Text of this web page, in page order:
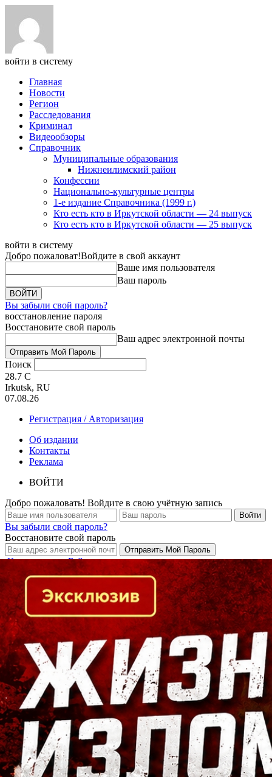
войти в систему
Главная
Новости
Регион
Расследования
Криминал
Видеообзоры
Справочник
Муниципальные образования
Нижнеилимский район
Конфессии
Национально-культурные центры
1-е издание Справочника (1999 г.)
Кто есть кто в Иркутской области — 24 выпуск
Кто есть кто в Иркутской области — 25 выпуск
войти в систему
Добро пожаловат!Войдите в свой аккаунт
Ваше имя пользователя
Ваш пароль
Вы забыли свой пароль?
восстановление пароля
Восстановите свой пароль
Ваш адрес электронной почты
Поиск
28.7 C
Irkutsk, RU
07.08.26
Регистрация / Авторизация
Об издании
Контакты
Реклама
ВОЙТИ
Добро пожаловать! Войдите в свою учётную запись
Вы забыли свой пароль?
Восстановите свой пароль
Кто есть кто в Байкальском регионе